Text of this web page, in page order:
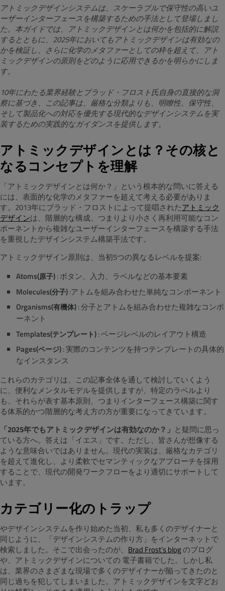
アトミックデザインシステムは、スケーラブルで保守性の高いユ
ーザーインターフェースを構築するための手法として登場しまし
た。本ガイドでは、アトミックデザインとは何かを包括的に解説
するとともに、2025年においてもアトミックデザインは有効なの
かを検証し、さらに化学のメタファーとしての枠を超えて、アト
ミックデザインの原則をどのように応用できるかを明らかにしま
す。
10年にわたる業界経験とブラッド・フロスト氏自身の直接的な洞
察に基づき、この記事は、厳格な分類よりも、明瞭性、保守性、
そして製品化への対応を優先する現代的なデザインシステムを実
装するための実践的なガイダンスを提供します。
アトミックデザインとは？その核と
なるコンセプトを理解
「アトミックデザインとは何か？」という根本的な問いに答える
には、表面的な化学のメタファーを超えて考える必要がありま
す。2013年にブラッド・フロストによって提唱されたアトミック
デザインは、階層的な構成、つまりより小さく再利用可能なコン
ポーネントから複雑なユーザーインターフェースを構築する手法
を重視したデザインシステム構築手法です。
アトミックデザイン原則は、当初5つの異なるレベルを提案:
Atoms(原子): ボタン、入力、ラベルなどの基本要素
Molecules(分子):アトムを組み合わせた単純なコンポーネント
Organisms(有機体): 分子とアトムを組み合わせた複雑なコンポ
ーネント
Templates(テンプレート): ページレベルのレイアウト構造
Pages(ページ): 実際のコンテンツを持つテンプレートの具体的
なインスタンス
これらのカテゴリは、この記事全体を通して検討していくよう
に、便利なメンタルモデルを提供しますが、特定のラベルより
も、それらが表す基本原則、つまりインターフェース構築に関す
る体系的かつ階層的な考え方の方が重要になってきています。
「2025年でもアトミックデザインは有効なのか？」 と疑問に思っ
ている方へ。答えは「イエス」です。ただし、皆さんが想像する
ような意味合いではありません。現代の実装は、厳格なカテゴリ
を超えて進化し、より柔軟でセマンティックなアプローチを採用
することで、現代の開発ワークフローをより適切にサポートして
います。
カテゴリー化のトラップ
やデザインシステムを作り始めた当初、私も多くのデザイナーと
同じように、「デザインシステムの作り方」をインターネットで
検索しました。そこで出会ったのが、 Brad Frost’s blogのブログ
や、アトミックデザインについての 電子書籍でした。しかし私
は、業界のさまざまな現場で多くのデザイナーが陥ってきたのと
同じ過ちを犯してしまいました。アトミックデザインを文字どお